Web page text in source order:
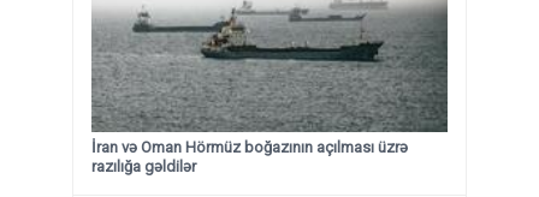
İran və Oman Hörmüz boğazının açılması üzrə
razılığa gəldilər